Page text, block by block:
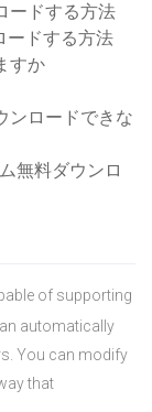
ードする方法
ードする方法
すか
ンロードできな
無料ダウンロ
of supporting
automatically
You can modify
that